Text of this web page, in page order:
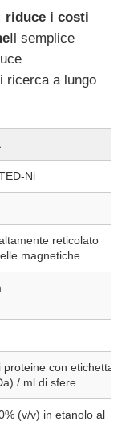
riduce i costi
Il semplice
ricerca a lungo
Ni
reticolato
magnetiche
proteine ​​con etichetta
/ ml di sfere
(v/v) in etanolo al